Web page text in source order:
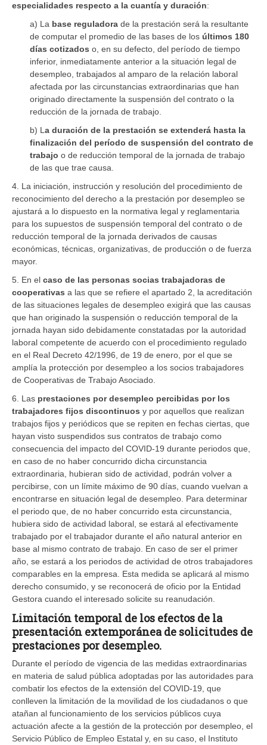
especialidades respecto a la cuantía y duración:
a) La base reguladora de la prestación será la resultante
de computar el promedio de las bases de los últimos 180
días cotizados o, en su defecto, del período de tiempo
inferior, inmediatamente anterior a la situación legal de
desempleo, trabajados al amparo de la relación laboral
afectada por las circunstancias extraordinarias que han
originado directamente la suspensión del contrato o la
reducción de la jornada de trabajo.
b) L a duración de la prestación se extenderá hasta la
finalización del período de suspensión del contrato de
trabajo o de reducción temporal de la jornada de trabajo
de las que trae causa.
4. La iniciación, instrucción y resolución del procedimiento de
reconocimiento del derecho a la prestación por desempleo se
ajustará a lo dispuesto en la normativa legal y reglamentaria
para los supuestos de suspensión temporal del contrato o de
reducción temporal de la jornada derivados de causas
económicas, técnicas, organizativas, de producción o de fuerza
mayor.
5. En el caso de las personas socias trabajadoras de
cooperativas a las que se refiere el apartado 2, la acreditación
de las situaciones legales de desempleo exigirá que las causas
que han originado la suspensión o reducción temporal de la
jornada hayan sido debidamente constatadas por la autoridad
laboral competente de acuerdo con el procedimiento regulado
en el Real Decreto 42/1996, de 19 de enero, por el que se
amplía la protección por desempleo a los socios trabajadores
de Cooperativas de Trabajo Asociado.
6. Las prestaciones por desempleo percibidas por los
trabajadores fijos discontinuos y por aquellos que realizan
trabajos fijos y periódicos que se repiten en fechas ciertas, que
hayan visto suspendidos sus contratos de trabajo como
consecuencia del impacto del COVID-19 durante periodos que,
en caso de no haber concurrido dicha circunstancia
extraordinaria, hubieran sido de actividad, podrán volver a
percibirse, con un límite máximo de 90 días, cuando vuelvan a
encontrarse en situación legal de desempleo. Para determinar
el periodo que, de no haber concurrido esta circunstancia,
hubiera sido de actividad laboral, se estará al efectivamente
trabajado por el trabajador durante el año natural anterior en
base al mismo contrato de trabajo. En caso de ser el primer
año, se estará a los periodos de actividad de otros trabajadores
comparables en la empresa. Esta medida se aplicará al mismo
derecho consumido, y se reconocerá de oficio por la Entidad
Gestora cuando el interesado solicite su reanudación.
Limitación temporal de los efectos de la
presentación extemporánea de solicitudes de
prestaciones por desempleo.
Durante el período de vigencia de las medidas extraordinarias
en materia de salud pública adoptadas por las autoridades para
combatir los efectos de la extensión del COVID-19, que
conlleven la limitación de la movilidad de los ciudadanos o que
atañan al funcionamiento de los servicios públicos cuya
actuación afecte a la gestión de la protección por desempleo, el
Servicio Público de Empleo Estatal y, en su caso, el Instituto